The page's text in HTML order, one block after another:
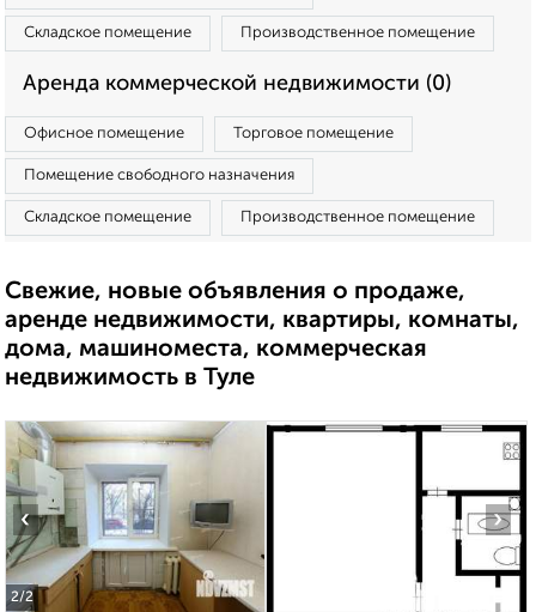
Складское помещение Производственное помещение
Аренда коммерческой недвижимости (0)
Офисное помещение Торговое помещение
Помещение свободного назначения
Складское помещение Производственное помещение
Свежие, новые объявления о продаже,
аренде недвижимости, квартиры, комнаты,
дома, машиноместа, коммерческая
недвижимость в Туле
2/2
‹ ›